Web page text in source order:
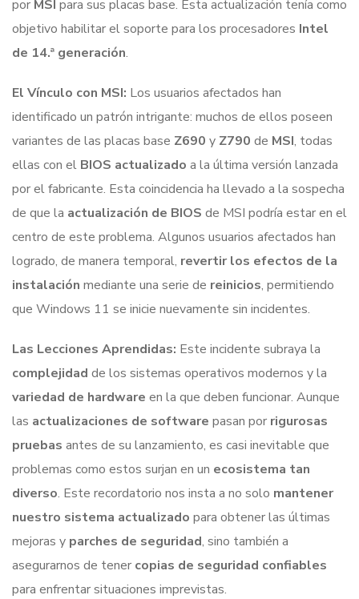
por MSI para sus placas base. Esta actualización tenía como
objetivo habilitar el soporte para los procesadores Intel
de 14.ª generación.
El Vínculo con MSI: Los usuarios afectados han
identificado un patrón intrigante: muchos de ellos poseen
variantes de las placas base Z690 y Z790 de MSI, todas
ellas con el BIOS actualizado a la última versión lanzada
por el fabricante. Esta coincidencia ha llevado a la sospecha
de que la actualización de BIOS de MSI podría estar en el
centro de este problema. Algunos usuarios afectados han
logrado, de manera temporal, revertir los efectos de la
instalación mediante una serie de reinicios, permitiendo
que Windows 11 se inicie nuevamente sin incidentes.
Las Lecciones Aprendidas: Este incidente subraya la
complejidad de los sistemas operativos modernos y la
variedad de hardware en la que deben funcionar. Aunque
las actualizaciones de software pasan por rigurosas
pruebas antes de su lanzamiento, es casi inevitable que
problemas como estos surjan en un ecosistema tan
diverso. Este recordatorio nos insta a no solo mantener
nuestro sistema actualizado para obtener las últimas
mejoras y parches de seguridad, sino también a
asegurarnos de tener copias de seguridad confiables
para enfrentar situaciones imprevistas.